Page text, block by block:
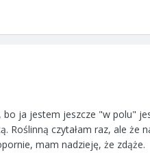
ja jestem jeszcze "w polu"
czytałam raz, ale że
mam nadzieję, że zdąże.